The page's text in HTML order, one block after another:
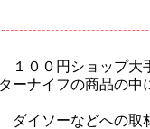
００円ショップ大
ーナイフの商品の中
イソーなどへの取